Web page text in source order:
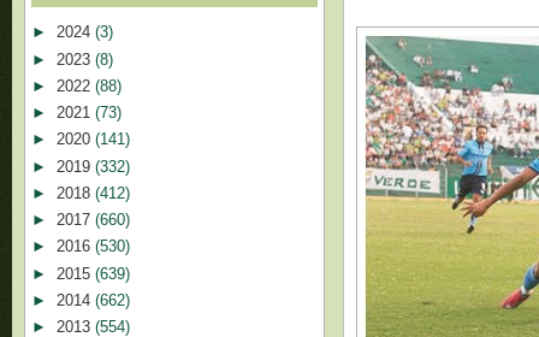
► 2024 (3)
► 2023 (8)
► 2022 (88)
► 2021 (73)
► 2020 (141)
► 2019 (332)
► 2018 (412)
► 2017 (660)
► 2016 (530)
► 2015 (639)
► 2014 (662)
► 2013 (554)